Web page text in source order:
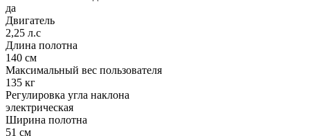
да
Двигатель
2,25 л.с
Длина полотна
140 см
Максимальный вес пользователя
135 кг
Регулировка угла наклона
электрическая
Ширина полотна
51 см